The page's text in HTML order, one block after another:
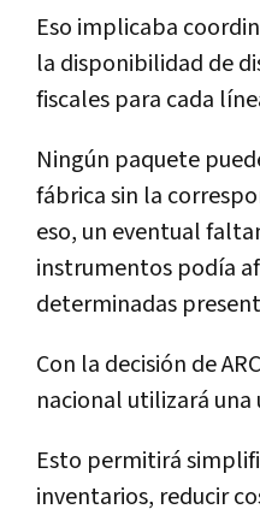
Eso implicaba
la disponibilidad de
fiscales para cada
Ningún paquete
fábrica sin la
eso, un eventual
instrumentos podía
determinadas
Con la decisión de
nacional utilizará
Esto permitirá
inventarios, reducir